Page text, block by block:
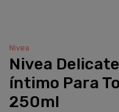
Nivea
Nivea
íntimo Para
250ml